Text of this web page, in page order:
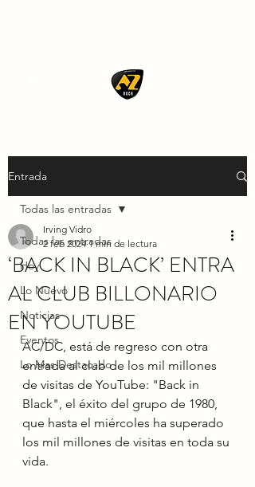
Entrada
Todas las entradas
Hoy
Lo Nuevo
Noticias
Eventos
Lo Mas Destacado
Todas las entradas
‘BACK IN BLACK’ ENTRA
AL CLUB BILLONARIO
EN YOUTUBE
Irving Vidro
2 feb 2024 1 min de lectura
AC/DC, está de regreso con otra
entrada al club de los mil millones
de visitas de YouTube: "Back in
Black", el éxito del grupo de 1980,
que hasta el miércoles ha superado
los mil millones de visitas en toda su
vida.